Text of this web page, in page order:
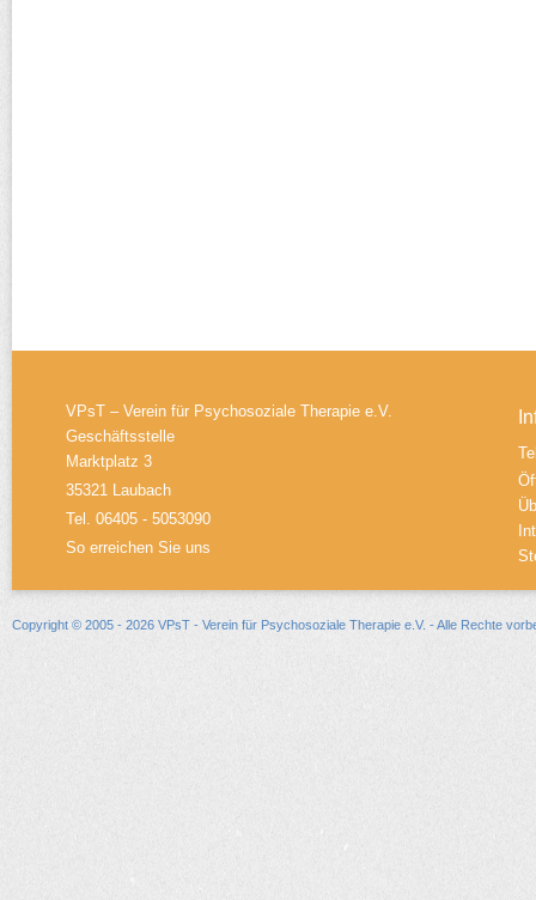
VPsT – Verein für Psychosoziale Therapie e.V.
Geschäftsstelle
Marktplatz 3
35321 Laubach
Tel. 06405 - 5053090
So erreichen Sie uns
Copyright © 2005 - 2026 VPsT - Verein für Psychosoziale Therapie e.V. - Alle Rechte